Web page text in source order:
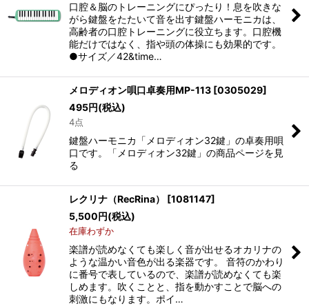
口腔＆脳のトレーニングにぴったり！息を吹きな
がら鍵盤をたたいて音を出す鍵盤ハーモニカは、
高齢者の口腔トレーニングに役立ちます。口腔機
能だけではなく、指や頭の体操にも効果的です。
●サイズ／42&time…
メロディオン唄口卓奏用MP-113 [0305029]
495円(税込)
4点
鍵盤ハーモニカ「メロディオン32鍵」の卓奏用唄
口です。「メロディオン32鍵」の商品ページを見
る
レクリナ（RecRina） [1081147]
5,500円(税込)
在庫わずか
楽譜が読めなくても楽しく音が出せるオカリナの
ような温かい音色が出る楽器です。 音符のかわり
に番号で表しているので、楽譜が読めなくても楽
しめます。吹くことと、指を動かすことで脳への
刺激にもなります。ポイ…